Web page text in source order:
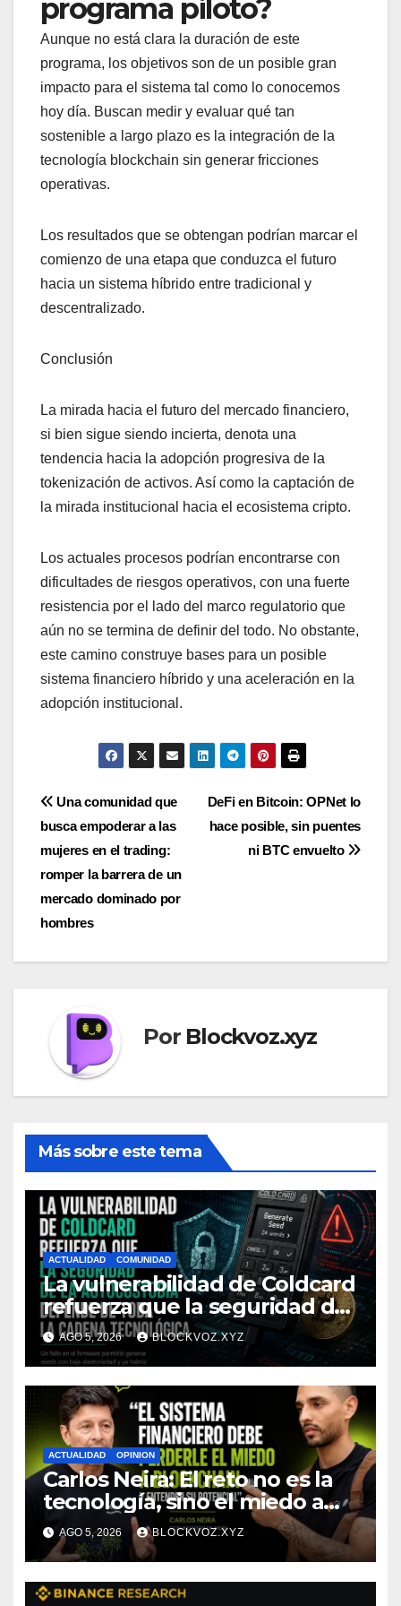
programa piloto?
Aunque no está clara la duración de este
programa, los objetivos son de un posible gran
impacto para el sistema tal como lo conocemos
hoy día. Buscan medir y evaluar qué tan
sostenible a largo plazo es la integración de la
tecnología blockchain sin generar fricciones
operativas.
Los resultados que se obtengan podrían marcar el
comienzo de una etapa que conduzca el futuro
hacia un sistema híbrido entre tradicional y
descentralizado.
Conclusión
La mirada hacia el futuro del mercado financiero,
si bien sigue siendo incierta, denota una
tendencia hacia la adopción progresiva de la
tokenización de activos. Así como la captación de
la mirada institucional hacia el ecosistema cripto.
Los actuales procesos podrían encontrarse con
dificultades de riesgos operativos, con una fuerte
resistencia por el lado del marco regulatorio que
aún no se termina de definir del todo. No obstante,
este camino construye bases para un posible
sistema financiero híbrido y una aceleración en la
adopción institucional.
Navegación
de
entradas
DeFi en Bitcoin: OPNet lo
hace posible, sin puentes
ni BTC envuelto
Una comunidad que
busca empoderar a las
mujeres en el trading:
romper la barrera de un
mercado dominado por
hombres
Por Blockvoz.xyz
Más sobre este tema
ACTUALIDAD COMUNIDAD
La vulnerabilidad de Coldcard
refuerza que la seguridad de
la autocustodia depende de
toda la cadena tecnológica,
afirma CoinEx Research
AGO 5, 2026 BLOCKVOZ.XYZ
ACTUALIDAD OPINION
Carlos Neira: El reto no es la
tecnología, sino el miedo a
entenderla
AGO 5, 2026 BLOCKVOZ.XYZ